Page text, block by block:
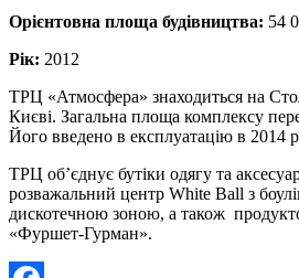
Орієнтовна площа будівництва: 54
Рік: 2012
ТРЦ «Атмосфера» знаходиться на
Києві. Загальна площа комплексу
Його введено в експлуатацію в 2014
ТРЦ об’єднує бутіки одягу та
розважальний центр White Ball з
дискотечною зоною, а також
«Фуршет-Гурман».